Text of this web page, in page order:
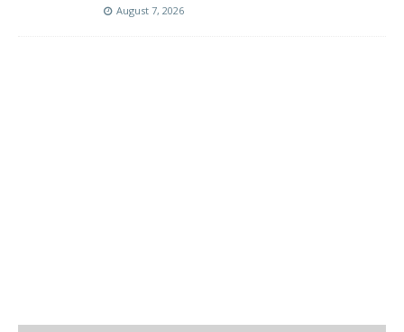
August 7, 2026